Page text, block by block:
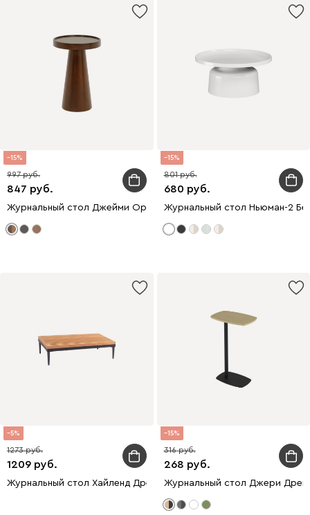
15
847
997
Журнальный стол Джейми Ореx
15
680
801
Журнальный стол Ньюман-2
5
1209
1273
Журнальный стол Хайленд Древесный натуральный/Черный
15
268
316
Журнальный стол Джери